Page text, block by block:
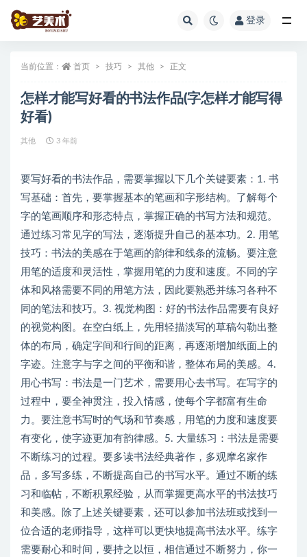
登录
当前位置： 首页 技巧 其他 正文
怎样才能写好看的书法作品(字怎样才能写得
好看)
其他 3 年前
要写好看的书法作品，需要掌握以下几个关键要素：1. 书
写基础：首先，要掌握基本的笔画和字形结构。了解每个
字的笔画顺序和形态特点，掌握正确的书写方法和规范。
通过练习常见字的写法，逐渐提升自己的基本功。2. 用笔
技巧：书法的美感在于笔画的韵律和线条的流畅。要注意
用笔的适度和灵活性，掌握用笔的力度和速度。不同的字
体和风格需要不同的用笔方法，因此要熟悉并练习各种不
同的笔法和技巧。3. 视觉构图：好的书法作品需要有良好
的视觉构图。在空白纸上，先用轻描淡写的草稿勾勒出整
体的布局，确定字间和行间的距离，再逐渐增加纸面上的
字迹。注意字与字之间的平衡和谐，整体布局的美感。4.
用心书写：书法是一门艺术，需要用心去书写。在写字的
过程中，要全神贯注，投入情感，使每个字都富有生命
力。要注意书写时的气场和节奏感，用笔的力度和速度要
有变化，使字迹更加有韵律感。5. 大量练习：书法是需要
不断练习的过程。要多读书法经典著作，多观摩名家作
品，多写多练，不断提高自己的书写水平。通过不断的练
习和临帖，不断积累经验，从而掌握更高水平的书法技巧
和美感。除了上述关键要素，还可以参加书法班或找到一
位合适的老师指导，这样可以更快地提高书法水平。练字
需要耐心和时间，要持之以恒，相信通过不断努力，你一